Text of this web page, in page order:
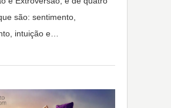
são: sentimento,
intuição e…